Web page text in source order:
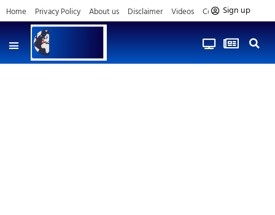
Home Privacy Policy About us Disclaimer Videos Contact us
Sign up